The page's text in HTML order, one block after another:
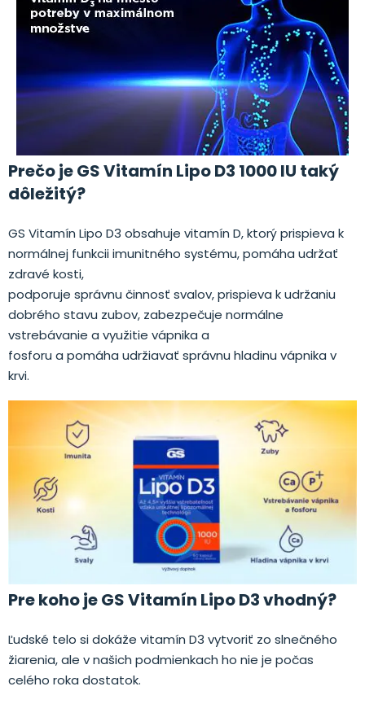
Prečo je GS Vitamín Lipo D3 1000 IU taký
dôležitý?
GS Vitamín Lipo D3 obsahuje vitamín D, ktorý prispieva k
normálnej funkcii imunitného systému, pomáha udržať
zdravé kosti,
podporuje správnu činnosť svalov, prispieva k udržaniu
dobrého stavu zubov, zabezpečuje normálne
vstrebávanie a využitie vápnika a
fosforu a pomáha udržiavať správnu hladinu vápnika v
krvi.
Pre koho je GS Vitamín Lipo D3 vhodný?
Ľudské telo si dokáže vitamín D3 vytvoriť zo slnečného
žiarenia, ale v našich podmienkach ho nie je počas
celého roka dostatok.